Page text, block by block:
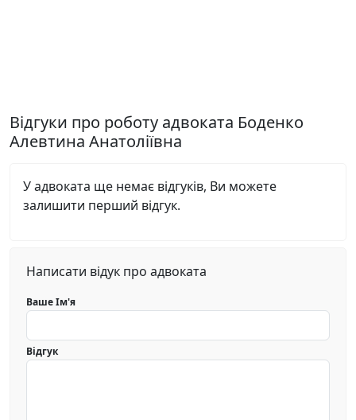
Відгуки про роботу адвоката Боденко
Алевтина Анатоліївна
У адвоката ще немає відгуків, Ви можете
залишити перший відгук.
Написати відук про адвоката
Ваше Ім'я
Відгук